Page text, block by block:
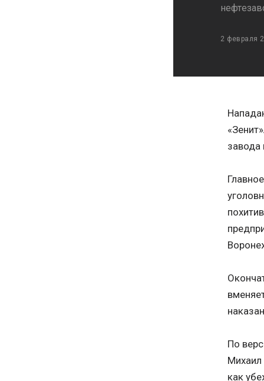
2 февраля
По
Михаил
как